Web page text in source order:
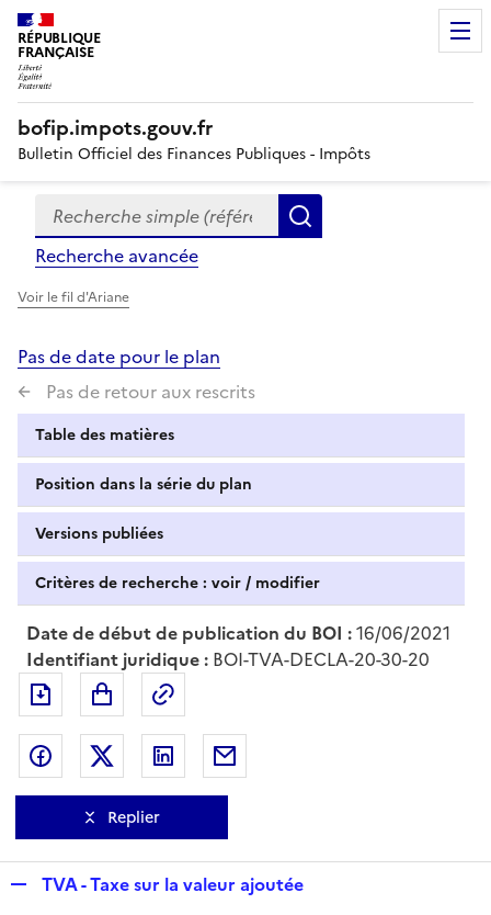
RÉPUBLIQUE
FRANÇAISE
bofip.impots.gouv.fr
Bulletin Officiel des Finances Publiques - Impôts
Formulaire
de
recherche
Recherche simple (références, mots clés, partie du
Recherche avancée
Voir le fil d'Ariane
Pas de date pour le plan
Pas de retour aux rescrits
Table des matières
Position dans la série du plan
Versions publiées
Critères de recherche : voir / modifier
Date de début de publication du BOI :16/06/2021
Identifiant juridique : BOI-TVA-DECLA-20-30-20
Exporter le document au format pdf
Partager sur Facebook
Partager sur Twitter
Partager sur LinkedIn
Replier
TVA - Taxe sur la valeur ajoutée